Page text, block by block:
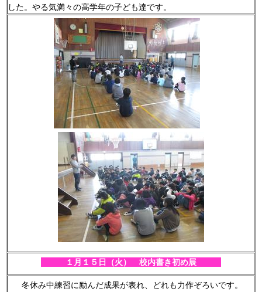
した。やる気満々の高学年の子ども達です。
１月１５ 日（火） 校内書き初め展
冬休み中練習に励んだ成果が表れ、どれも力作ぞろいです。